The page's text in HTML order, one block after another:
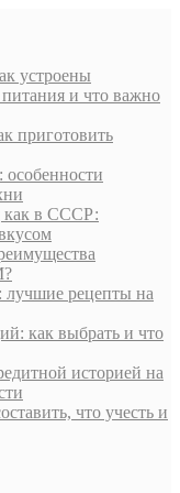
устроены
и что важно
приготовить
особенности
как в СССР:
лучшие рецепты на
как выбрать и что
историей на
что учесть и